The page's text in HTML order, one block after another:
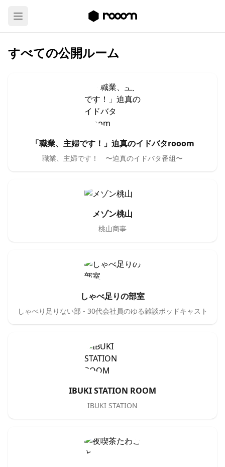
すべての公開ルーム
「職業、主婦です！」迫真のイドバタrooom
職業、主婦です！ 〜迫真のイドバタ番組〜
メゾン桃山
桃山商事
しゃべ足りの部室
しゃべり足りない部 - 30代会社員のゆる雑談ポッドキャスト
IBUKI STATION ROOM
IBUKI STATION